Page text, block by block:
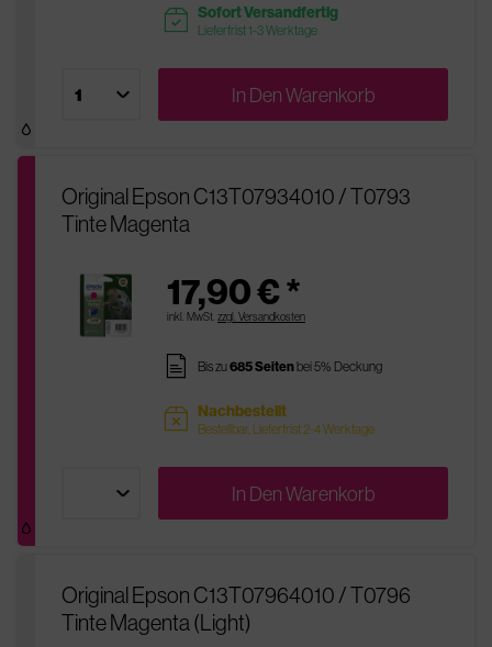
readytoship Sofort Versandfertig
Lieferfrist 1-3 Werktage
In DenWarenkorb
Original Epson C13T07934010 / T0793
Tinte Magenta
17,90 € *
inkl. MwSt. zzgl. Versandkosten
pages Bis zu685 Seitenbei 5% Deckung
sold Nachbestellt
Bestellbar, Lieferfrist 2-4 Werktage
In DenWarenkorb
Original Epson C13T07964010 / T0796
Tinte Magenta (Light)